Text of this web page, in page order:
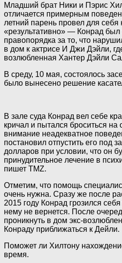
Младший брат Ники и Пэрис
отличается примерным
летний парень провел для себя
«результативно» — Конрад
правопорядка за то, что
в дом к актрисе И Джи Дэйли,
возлюбленная Хантер Дэйли
В среду, 10 мая, состоялось
было вынесено решение
В зале суда Конрад вел себе
кричал и пытался броситься на
внимание неадекватное
постановил отпустить его под
долларов при условии, что он
принудительное лечение в
пишет TMZ.
Отметим, что помощь
очень нужна. Сразу же после
2015 году Конрад грозился
нему не вернется. После
проникнуть в дом экс-
Конраду приближаться к Дейли.
Поможет ли Хилтону
время.